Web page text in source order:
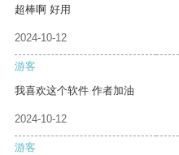
超棒啊 好用
2024-10-12
游客
我喜欢这个软件 作者加油
2024-10-12
游客